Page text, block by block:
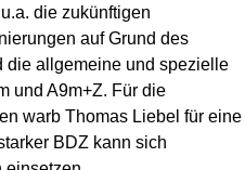
die zukünftigen
auf Grund des
die allgemeine und spezielle
und A9m+Z. Für die
warb Thomas Liebel für eine
BDZ kann sich